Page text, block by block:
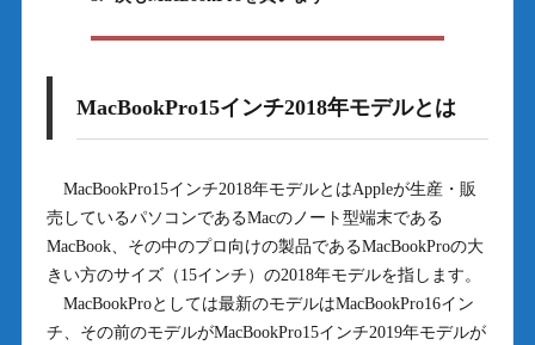
MacBookPro15インチ2018年モデルとは
MacBookPro15インチ2018年モデルとはAppleが生産・販
売しているパソコンであるMacのノート型端末である
MacBook、その中のプロ向けの製品であるMacBookProの大
きい方のサイズ（15インチ）の2018年モデルを指します。
MacBookProとしては最新のモデルはMacBookPro16イン
チ、その前のモデルがMacBookPro15インチ2019年モデルが